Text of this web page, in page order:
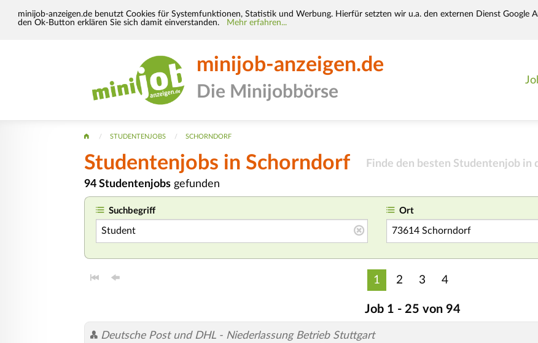
minijob-anzeigen.de benutzt Cookies für Systemfunktionen, Statistik und Werbung. Hierfür setzten wir u.a. den externen Dienst
den Ok-Button erklären Sie sich damit einverstanden.
Mehr erfahren...
minijob-anzeigen.de
Die Minijobbörse
STUDENTENJOBS SCHORNDORF
Studentenjobs in Schorndorf Finde den besten Studentenjob in
94 Studentenjobs gefunden
Suchbegriff Ort
1 2 3 4
Job 1 - 25 von 94
Deutsche Post und DHL - Niederlassung Betrieb Stuttgart